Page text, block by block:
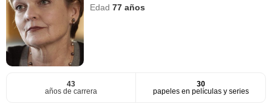
Edad77 años
43
años de carrera
30
papeles en películas y series